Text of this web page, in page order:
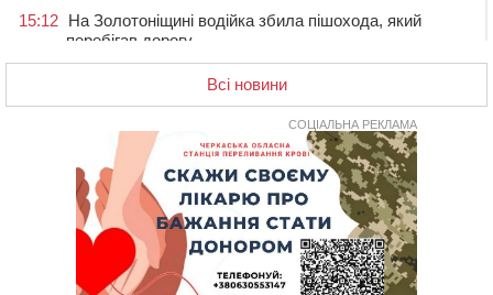
15:12 На Золотоніщині водійка збила пішохода, який
перебігав дорогу
під охорону 188-річну церкву
У Смілі біля магазину під колесами вантажівки
загинула жінка
У Черкасах пропонують для приватизації
п’ятиповерховий об’єкт у центрі міста
Не вистачає стажу для пенсії: як його докупити та що
потрібно знати
У Черкасах виявили низку недоліків у гуртожитку, де
Всі новини
СОЦІАЛЬНА РЕКЛАМА